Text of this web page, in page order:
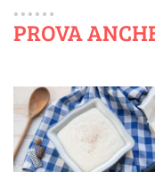
PROVA